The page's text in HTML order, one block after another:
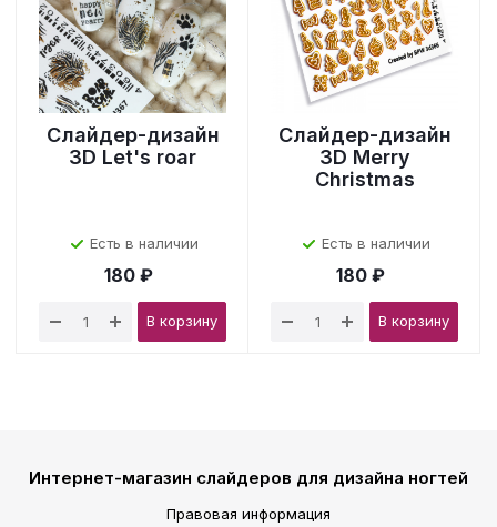
Слайдер-дизайн
3D Let's roar
Есть в наличии
180 ₽
В корзину
Слайдер-дизайн
3D Merry
Christmas
Есть в наличии
180 ₽
В корзину
Интернет-магазин слайдеров для дизайна ногтей
Правовая информация